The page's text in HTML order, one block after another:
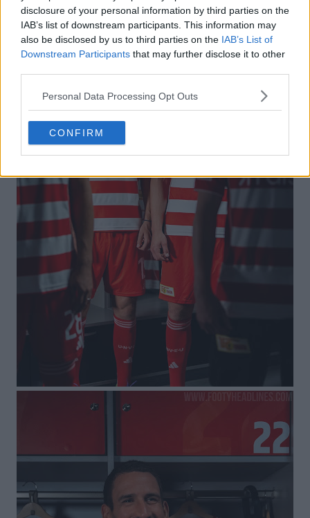
disclosure of your personal information by third parties on the
IAB’s list of downstream participants. This information may
also be disclosed by us to third parties on the IAB’s List of
Downstream Participants that may further disclose it to other
Personal Data Processing Opt Outs
CONFIRM